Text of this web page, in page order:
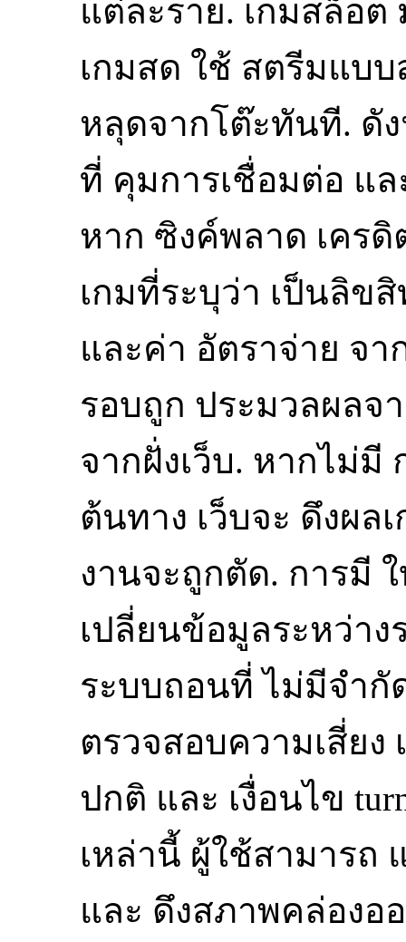
แต่ละราย. เกมสล็อต
เกมสด ใช้ สตรีมแบ
หลุดจากโต๊ะทันที. ดัง
ที่ คุมการเชื่อมต่อ แล
หาก ซิงค์พลาด เคร
เกมที่ระบุว่า เป็นลิข
และค่า อัตราจ่าย จ
รอบถูก ประมวลผลจ
จากฝั่งเว็บ. หากไม่มี
ต้นทาง เว็บจะ ดึงผล
งานจะถูกตัด. การมี
เปลี่ยนข้อมูลระหว่า
ระบบถอนที่ ไม่มีจำกั
ตรวจสอบความเสี่ย
ปกติ และ เงื่อนไข
เหล่านี้ ผู้ใช้สามารถ
และ ดึงสภาพคล่องอ